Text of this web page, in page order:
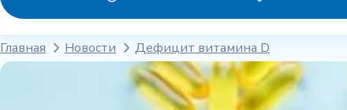
Главная Новости Дефицит витамина D